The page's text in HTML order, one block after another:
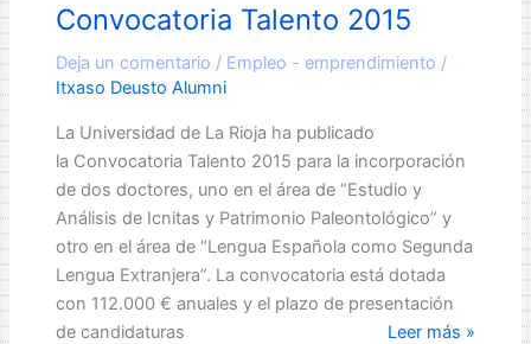
2016
Convocatoria Talento 2015
Deja un comentario / Empleo - emprendimiento /
Itxaso Deusto Alumni
La Universidad de La Rioja ha publicado
la Convocatoria Talento 2015 para la incorporación
de dos doctores, uno en el área de “Estudio y
Análisis de Icnitas y Patrimonio Paleontológico” y
otro en el área de “Lengua Española como Segunda
Lengua Extranjera”. La convocatoria está dotada
con 112.000 € anuales y el plazo de presentación
de candidaturas
Convocatoria
Leer más »